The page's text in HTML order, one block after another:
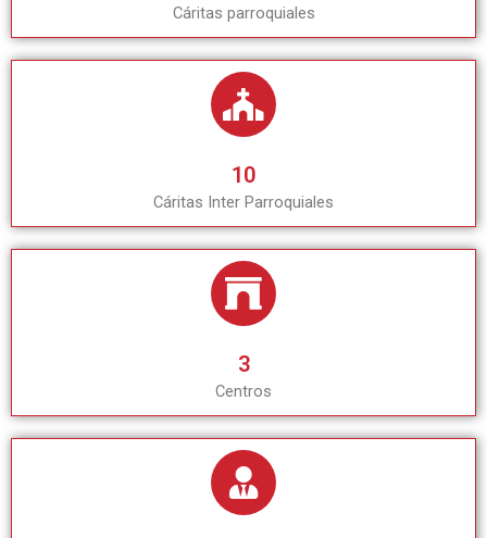
Cáritas parroquiales
10
Cáritas Inter Parroquiales
3
Centros